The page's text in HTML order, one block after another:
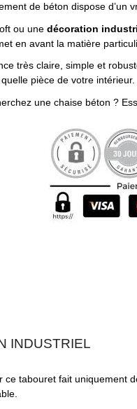
de béton dispose d’un
ou une décoration
en avant la matière
très claire, simple et
quelle pièce de votre intérieur.
une chaise béton ?
INDUSTRIEL
tabouret fait uniquement